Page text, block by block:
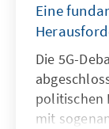
Eine
Die 5G-
politischen
mit